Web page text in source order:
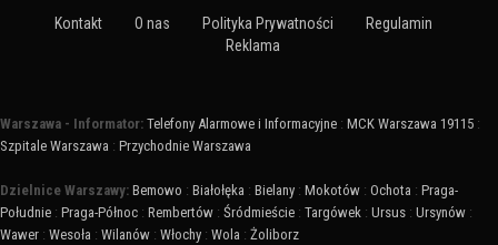
Kontakt O nas Polityka Prywatności
Regulamin
Reklama
Warszawa - Informator: Telefony Alarmowe i Informacyjne : MCK Warszawa 19115 :
Szpitale Warszawa : Przychodnie Warszawa
Dzielnice Warszawy: Bemowo : Białołęka : Bielany : Mokotów : Ochota : Praga-
Południe : Praga-Północ : Rembertów : Śródmieście : Targówek : Ursus : Ursynów :
Wawer : Wesoła : Wilanów : Włochy : Wola : Żoliborz